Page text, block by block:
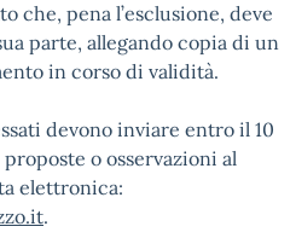
che, pena l’esclusione, deve
parte, allegando copia di un
in corso di validità.
devono inviare entro il 10
o osservazioni al
elettronica:
.